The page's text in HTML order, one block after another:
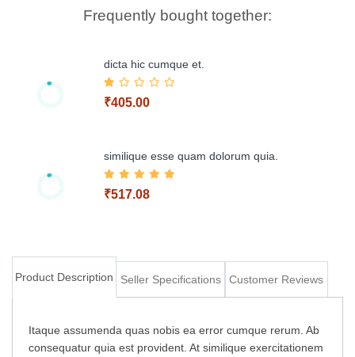
Frequently bought together:
dicta hic cumque et.
₹405.00
similique esse quam dolorum quia.
₹517.08
Product Description Seller Specifications Customer Reviews
Itaque assumenda quas nobis ea error cumque rerum. Ab
consequatur quia est provident. At similique exercitationem